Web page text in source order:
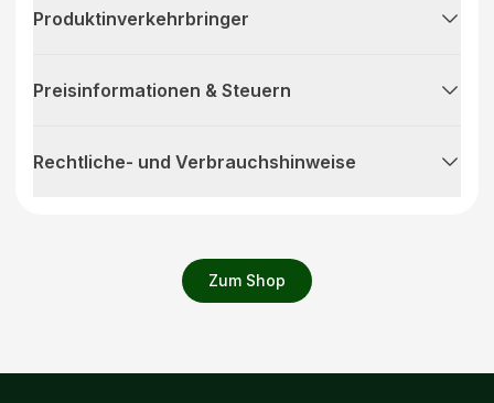
Zum Shop
Produktinverkehrbringer
Preisinformationen & Steuern
Rechtliche- und Verbrauchshinweise